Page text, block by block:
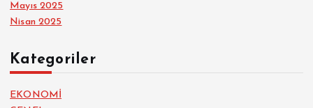
Mayıs 2025
Nisan 2025
Kategoriler
EKONOMİ